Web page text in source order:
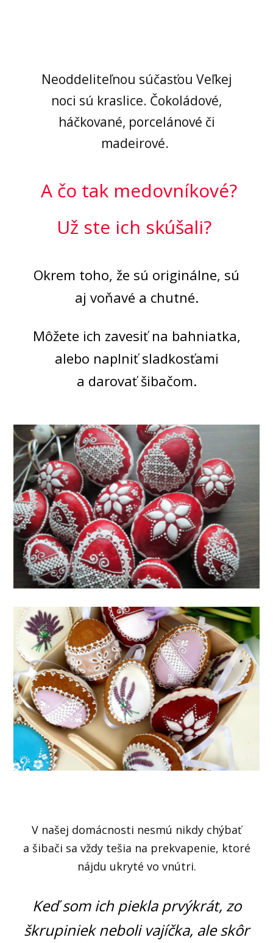
Neoddeliteľnou súčasťou Veľkej
noci sú kraslice. Čokoládové,
háčkované, porcelánové či
madeirové.
A čo tak medovníkové?
Už ste ich skúšali?
Okrem toho, že sú originálne, sú
aj voňavé a chutné.
Môžete ich zavesiť na bahniatka,
alebo naplniť sladkosťami
a darovať šibačom.
V našej domácnosti nesmú nikdy chýbať
a šibači sa vždy tešia na prekvapenie, ktoré
nájdu ukryté vo vnútri.
Keď som ich piekla prvýkrát, zo
škrupiniek neboli vajíčka, ale skôr